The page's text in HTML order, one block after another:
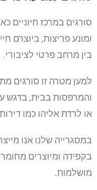
סורגים במרכז חיוניים
ומונע פריצות, ביוצרם
בין מרחב פרטי לציבורי.
למען מטרה זו סורגים
והמרפסות בבית, בדגש
או לרדת אליהו כמו
במסגרייה שלנו אנו
בקפידה ומיוצרים
מושלמות.